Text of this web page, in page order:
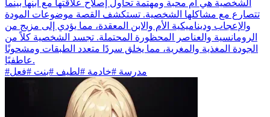
الشخصية هي أم محبة ومهتمة تحاول إصلاح علاقتها مع ابنها بينما
تتصارع مع مشاكلها الشخصية. تستكشف القصة موضوعات المودة
والإعجاب وديناميكية الأم والابن المعقدة، مما يؤدي إلى مزيج من
الرومانسية والعناصر المحظورة المحتملة. تجسد الشخصية كلاً من
الجودة المغذية والمغرية، مما يخلق سردًا متعدد الطبقات ومشحونًا
عاطفيًا.
#مدرسة #خادمة #لطيف #بنت #فعل